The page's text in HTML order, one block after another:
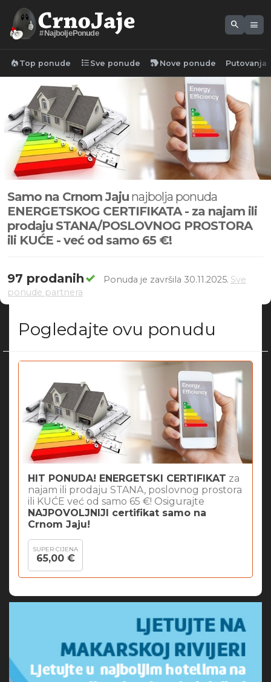
#NajboljePonude
search menu
local_fire_department Top ponude format_list_bulleted Sve ponude new_label Nove ponude Putovanja
Samo na Crnom Jaju najbolja ponuda
ENERGETSKOG CERTIFIKATA - za najam ili
prodaju STANA/POSLOVNOG PROSTORA
ili KUĆE - već od samo 65 €!
97 prodanih Ponuda je završila 30.11.2025. Sve
ponude partnera
Pogledajte ovu ponudu
HIT PONUDA! ENERGETSKI CERTIFIKAT za
najam ili prodaju STANA, poslovnog prostora
ili KUĆE već od samo 65 €! Osigurajte
NAJPOVOLJNIJI certifikat samo na
Crnom Jaju!
SUPER CIJENA
65,00 €